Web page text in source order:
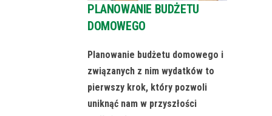
PLANOWANIE BUDŻETU
DOMOWEGO
Planowanie budżetu domowego i
związanych z nim wydatków to
pierwszy krok, który pozwoli
uniknąć nam w przyszłości